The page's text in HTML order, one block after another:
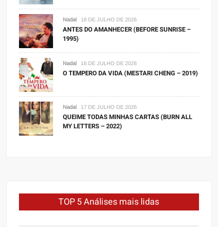
Nadal 18 DE JULHO DE 2026
ANTES DO AMANHECER (BEFORE SUNRISE –
1995)
Nadal 18 DE JULHO DE 2026
O TEMPERO DA VIDA (MESTARI CHENG – 2019)
Nadal 17 DE JULHO DE 2026
QUEIME TODAS MINHAS CARTAS (BURN ALL
MY LETTERS – 2022)
TOP 5 Análises mais lidas